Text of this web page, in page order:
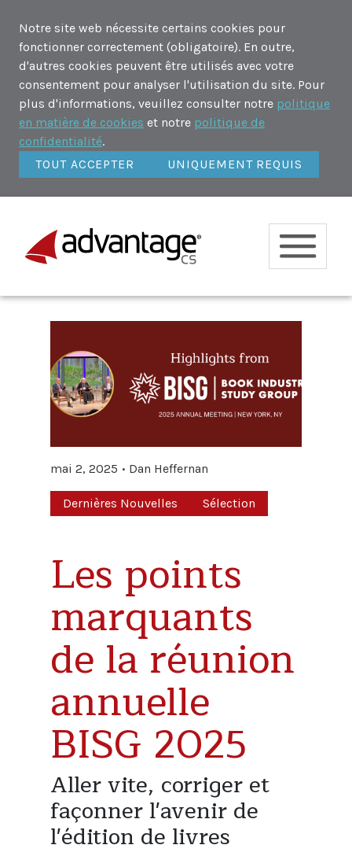
Notre site web nécessite certains cookies pour
fonctionner correctement (obligatoire). En outre,
d'autres cookies peuvent être utilisés avec votre
consentement pour analyser l'utilisation du site. Pour
plus d'informations, veuillez consulter notre politique
en matière de cookies et notre politique de
confidentialité.
TOUT ACCEPTER
UNIQUEMENT REQUIS
mai 2, 2025 Dan Heffernan
Dernières Nouvelles Sélection
Les points
marquants
de la réunion
annuelle
BISG 2025
Aller vite, corriger et
façonner l'avenir de
l'édition de livres